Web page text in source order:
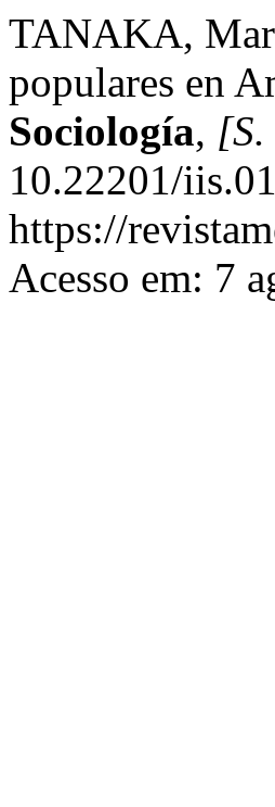
TANAKA,
populares en
Sociología,
10.22201/
https://
Acesso em: 7